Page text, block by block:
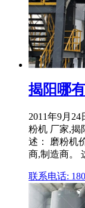
揭阳哪
2011年9月
粉机 厂家,揭
述： 磨粉机
商,制造商。
联系电话: